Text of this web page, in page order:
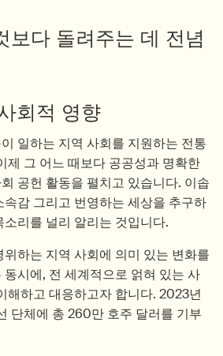
보다 돌려주는 데 전념
회적 영향
일하는 지역 사회를 지원하는 전통
제 그 어느 때보다 공공성과 명확한
공헌 활동을 펼치고 있습니다. 이솝
감 그리고 번영하는 세상을 추구하
리를 널리 알리는 것입니다.
하는 지역 사회에 의미 있는 변화를
시에, 전 세계적으로 얽혀 있는 사
해하고 대응하고자 합니다. 2023년
단체에 총 260만 호주 달러를 기부